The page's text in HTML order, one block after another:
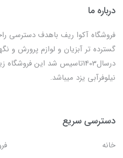
درباره ما
فروشگاه آکوا ریف باهدف دسترسی
گسترده تر آبزیان و لوازم پرورش و
درسال1403تاسیس شد این
نیلوفرآبی یزد میباشد.
دسترسی سریع
خانه